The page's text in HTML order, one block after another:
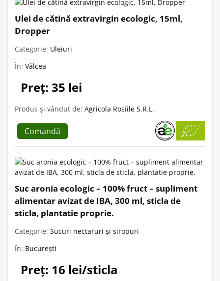
Ulei de cătină extravirgin ecologic, 15ml,
Dropper
Categorie: Uleiuri
În: Vâlcea
Preț: 35 lei
Produs și vândut de: Agricola Rosiile S.R.L.
Comandă
Suc aronia ecologic – 100% fruct – supliment
alimentar avizat de IBA, 300 ml, sticla de
sticla, plantatie proprie.
Categorie: Sucuri nectaruri și siropuri
În: București
Preț: 16 lei/sticla